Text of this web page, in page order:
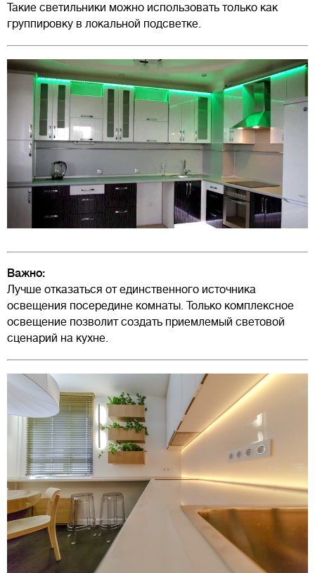
Такие светильники можно использовать только как
группировку в локальной подсветке.
Важно:
Лучше отказаться от единственного источника
освещения посередине комнаты. Только комплексное
освещение позволит создать приемлемый световой
сценарий на кухне.